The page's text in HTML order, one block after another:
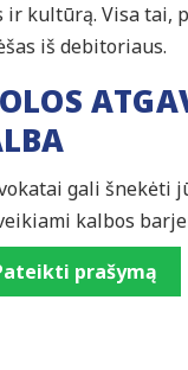
ir kultūrą. Visa tai,
iš debitoriaus.
gali šnekėti
kalbos
prašymą